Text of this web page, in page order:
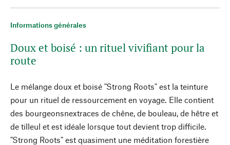
Informations générales
Doux et boisé : un rituel vivifiant pour la
route
Le mélange doux et boisé "Strong Roots" est la teinture
pour un rituel de ressourcement en voyage. Elle contient
des bourgeonsnextraces de chêne, de bouleau, de hêtre et
de tilleul et est idéale lorsque tout devient trop difficile.
"Strong Roots" est quasiment une méditation forestière